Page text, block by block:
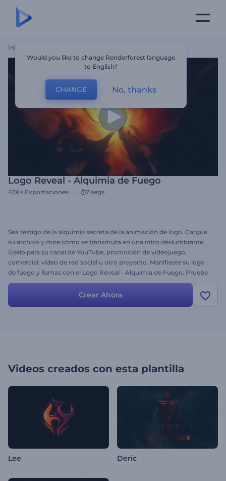
Inicio
Logo Reveal - Alquimia de Fuego
47K+ Exportaciones 7 segs.
Sea testigo de la alquimia secreta de la animación de logo. Cargue
su archivo y mire cómo se transmuta en una intro deslumbrante.
Úselo para su canal de YouTube, promoción de videojuego,
comercial, video de red social u otro proyecto. Manifieste su logo
de fuego y llamas con el Logo Reveal - Alquimia de Fuego. Pruebe
la plantilla más popular en la web hoy mismo.
Crear Ahora
Videos creados con esta plantilla
Lee Deric
Would you like to change Renderforest language
to English?
CHANGE No, thanks